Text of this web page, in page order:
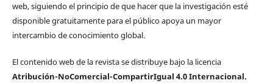
web, siguiendo el principio de que hacer que la investigación esté
disponible gratuitamente para el público apoya un mayor
intercambio de conocimiento global.
El contenido web de la revista se distribuye bajo la licencia
Atribución-NoComercial-CompartirIgual 4.0 Internacional.